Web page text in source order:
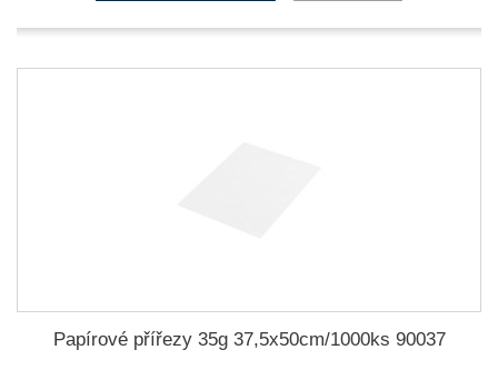
Papírové přířezy 35g 37,5x50cm/1000ks 90037